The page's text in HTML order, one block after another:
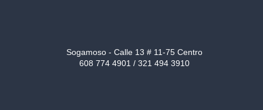
Sogamoso - Calle 13 # 11-75 Centro
608 774 4901 / 321 494 3910